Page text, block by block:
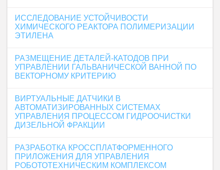
ИССЛЕДОВАНИЕ УСТОЙЧИВОСТИ
ХИМИЧЕСКОГО РЕАКТОРА ПОЛИМЕРИЗАЦИИ
ЭТИЛЕНА
РАЗМЕЩЕНИЕ ДЕТАЛЕЙ-КАТОДОВ ПРИ
УПРАВЛЕНИИ ГАЛЬВАНИЧЕСКОЙ ВАННОЙ ПО
ВЕКТОРНОМУ КРИТЕРИЮ
ВИРТУАЛЬНЫЕ ДАТЧИКИ В
АВТОМАТИЗИРОВАННЫХ СИСТЕМАХ
УПРАВЛЕНИЯ ПРОЦЕССОМ ГИДРООЧИСТКИ
ДИЗЕЛЬНОЙ ФРАКЦИИ
РАЗРАБОТКА КРОССПЛАТФОРМЕННОГО
ПРИЛОЖЕНИЯ ДЛЯ УПРАВЛЕНИЯ
РОБОТОТЕХНИЧЕСКИМ КОМПЛЕКСОМ